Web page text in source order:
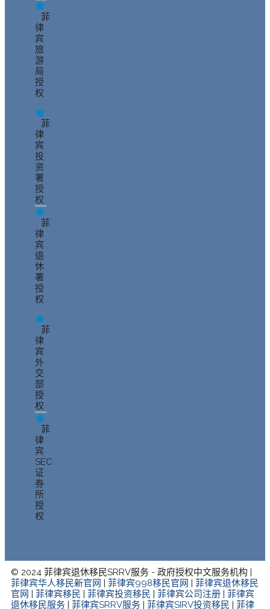
菲
律
宾
旅
游
局
授
权
菲
律
宾
投
资
署
授
权
菲
律
宾
退
休
署
授
权
菲
律
宾
外
交
部
授
权
菲
律
宾
SEC
证
券
所
授
权
© 2024 菲律宾退休移民SRRV服务 - 政府授权中文服务机构 |
菲律宾华人移民新官网 | 菲律宾998移民官网 | 菲律宾退休移民
官网 | 菲律宾移民 | 菲律宾投资移民 | 菲律宾公司注册 | 菲律宾
退休移民服务 | 菲律宾SRRV服务 | 菲律宾SIRV投资移民 | 菲律